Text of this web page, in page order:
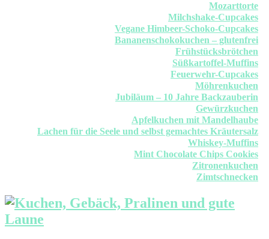
Mozarttorte
Milchshake-Cupcakes
Vegane Himbeer-Schoko-Cupcakes
Bananenschokokuchen – glutenfrei
Frühstücksbrötchen
Süßkartoffel-Muffins
Feuerwehr-Cupcakes
Möhrenkuchen
Jubiläum – 10 Jahre Backzauberin
Gewürzkuchen
Apfelkuchen mit Mandelhaube
Lachen für die Seele und selbst gemachtes Kräutersalz
Whiskey-Muffins
Mint Chocolate Chips Cookies
Zitronenkuchen
Zimtschnecken